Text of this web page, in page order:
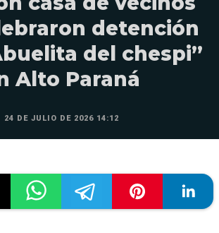
detención
del chespi”
Alto Paraná
24 DE JULIO DE 2026 14:12